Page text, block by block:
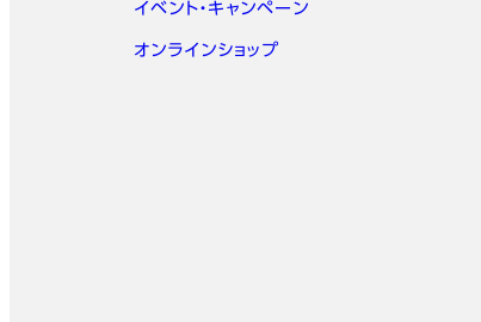
イベント・キャンペーン
オンラインショップ